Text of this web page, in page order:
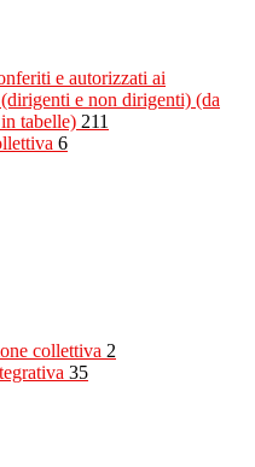
e autorizzati ai
e non dirigenti) (da
tabelle) 211
6
collettiva 2
35